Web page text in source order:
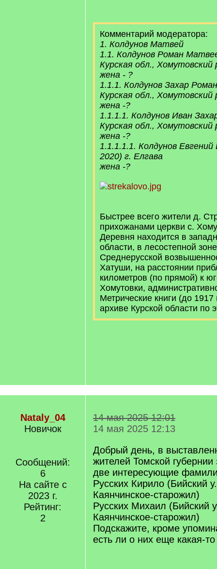
Комментарий модератора:
1. Колдунов Матвей
1.1. Колдунов Роман
Курская обл.,
жена - ?
1.1.1. Колдунов Захар
Курская обл.,
жена -?
1.1.1.1. Колдунов Иван
Курская обл.,
жена -?
1.1.1.1.1. Колдунов Евгений
2020) г. Елгава
жена -?
Быстрее всего жители д.
прихожанами церкви с.
Деревня находится в
области, в лесостепной
Среднерусской
Хатуши, на расстоянии
километров (по прямой) к
Хомутовки,
Метрические книги (до 1917
архиве Курской области по
Nataly_04
Новичок
Сообщений:
6
На сайте с
2023 г.
Рейтинг:
2
14 мая 2025 12:01
14 мая 2025 12:13
Добрый день, в
жителей Томской
две интересующие
Русских Кирило (Бийский
Каянчинское-старожил)
Русских Михаил (Бийский
Каянчинское-старожил)
Подскажите, кроме
есть ли о них еще какая-